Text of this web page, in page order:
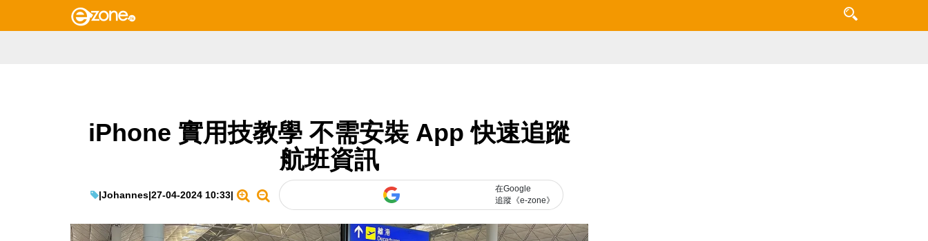
iPhone 實用技教學 不需安裝 App 快速追蹤
航班資訊
|Johannes|27-04-2024 10:33|
在Google
追蹤《e-zone》